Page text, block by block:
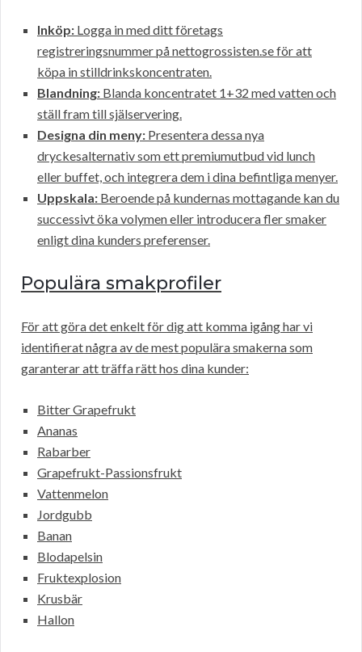
Inköp: Logga in med ditt företags
registreringsnummer på nettogrossisten.se för att
köpa in stilldrinkskoncentraten.
Blandning: Blanda koncentratet 1+32 med vatten och
ställ fram till själservering.
Designa din meny: Presentera dessa nya
dryckesalternativ som ett premiumutbud vid lunch
eller buffet, och integrera dem i dina befintliga menyer.
Uppskala: Beroende på kundernas mottagande kan du
successivt öka volymen eller introducera fler smaker
enligt dina kunders preferenser.
Populära smakprofiler
För att göra det enkelt för dig att komma igång har vi
identifierat några av de mest populära smakerna som
garanterar att träffa rätt hos dina kunder:
Bitter Grapefrukt
Ananas
Rabarber
Grapefrukt-Passionsfrukt
Vattenmelon
Jordgubb
Banan
Blodapelsin
Fruktexplosion
Krusbär
Hallon